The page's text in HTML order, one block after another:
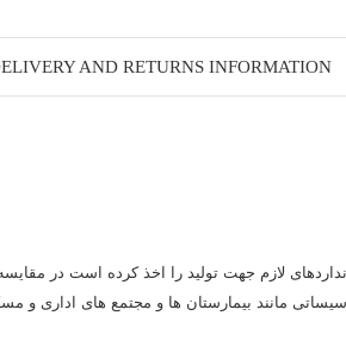
AND RETURNS INFORMATION
تمام استانداردهای لازم جهت تولید را اخذ کرده است
مانند بیمارستان ها و مجتمع های اداری و